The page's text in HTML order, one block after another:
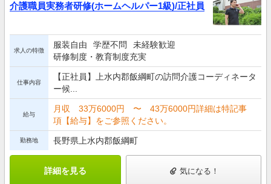
介護職員実務者研修(ホームヘルパー1級)/正社員
求人の特徴
服装自由 学歴不問
未経験歓迎
研修制度・教育制度充実
仕事内容
【正社員】上水内郡飯綱町の訪問介護コーディネータ
ー候...
給与
月収 33万6000円 〜 43万6000円詳細は特記事
項【給与】をご参照ください。
勤務地 長野県上水内郡飯綱町
詳細を見る 気になる！